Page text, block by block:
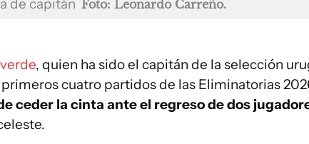
de capitán Foto: Leonardo Carreño.
, quien ha sido el capitán de la selección
primeros cuatro partidos de las Eliminatorias
ceder la cinta ante el regreso de dos